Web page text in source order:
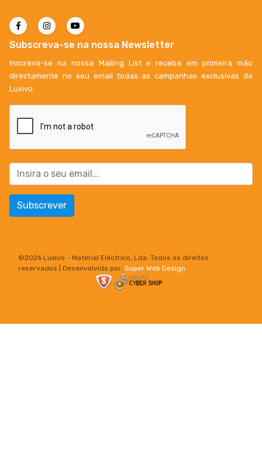
Subscreva-se na nossa Newsletter
Inscreva-se na nossa Mailing List e receba em primeira mão
directamente no seu email todas as campanhas exclusivas da
Luxivo.
Subscrever
©2026 Luxivo - Material Eléctrico, Lda. Todos os direitos
reservados | Desenvolvido por: Super Web Design